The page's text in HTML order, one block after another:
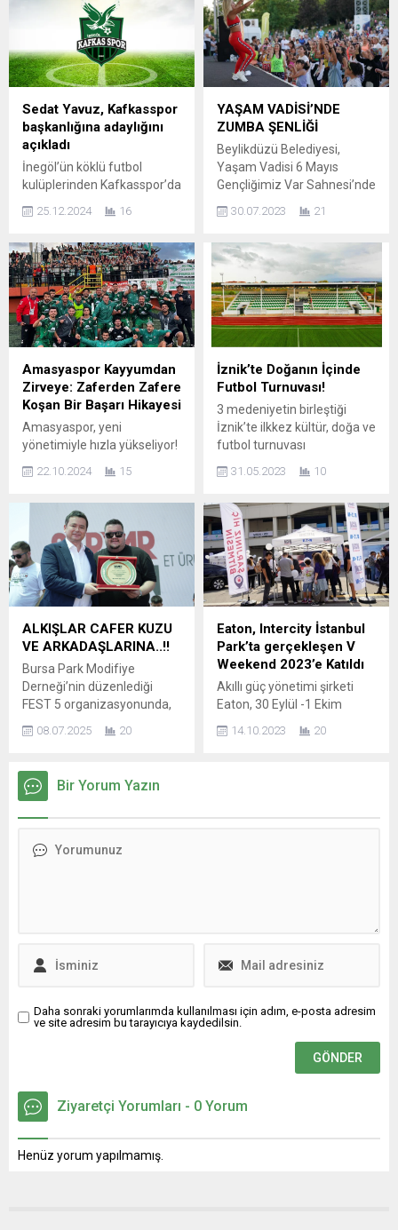
Sedat Yavuz, Kafkasspor
başkanlığına adaylığını
açıkladı
İnegöl’ün köklü futbol
kulüplerinden Kafkasspor’da
yaşandı. 26 Aralık Perşembe
olağanüstü kongre öncesi,
Sedat Yavuz Kafkasspor
Başkanlığı için adaylığını
açıkladı. Yavuz, yaptığı yazılı
açıklamada Kafkasspor’un
yalnızca bir futbol kulübü
değil, aynı zamanda bir
kültür ve aidiyet sembolü
olduğuna dikkat çekti. Sedat
Yavuz, açıklamasında
Kafkasspor’un İnegöl...
25.12.2024 16
YAŞAM VADİSİ’NDE
ZUMBA ŞENLİĞİ
Beylikdüzü Belediyesi,
Yaşam Vadisi 6 Mayıs
Gençliğimiz Var Sahnesi’nde
Zumbaantrenörü Didem
hazırladığı dans gösterisine
katılanlar hem spor yapıp
hem de doyasıyla eğlendi.
Her yaştan ilçe sakininin
spor yapması için
çalışmalarına aralıksız
devam eden Beylikdüzü
Belediyesi Gençlik ve Spor
Yaşam Vadisi 6 Mayıs...
30.07.2023 21
Amasyaspor Kayyumdan
Zirveye: Zaferden Zafere
Koşan Bir Başarı Hikayesi
Amasyaspor, yeni
yönetimiyle hızla yükseliyor!
Teknik Direktör Zafer Uysal
kazanmaya devam ediyor
Kayyum yönetiminden
devralınan Amasyaspor ,
yeni yönetim altında
gösterdiği hızlı yükselişle
dikkatleri üzerine çekiyor.
Kulüp Başkanı Seyfettin
Öztürk liderliğinde yeniden
yapılandırılan takım, sahada
elde ettiği üst üste
zaferlerle Amasya halkına
büyük bir gurur yaşatıyor.
Yeniden doğuşun...
22.10.2024 15
İznik’te Doğanın İçinde
Futbol Turnuvası!
3 medeniyetin birleştiği
İznik’te ilkkez kültür, doğa ve
futbol turnuvası
deneyimler kazanacağınız
doyacaksınız!
31.05.2023 10
ALKIŞLAR CAFER KUZU
VE ARKADAŞLARINA..!!
Bursa Park Modifiye
Derneği’nin düzenlediği
FEST 5 organizasyonunda,
özenle modifiye eden
Alanında bir araya geldi.
Türkiye’nin dört bir yanından
birbirinden özel araçlar
08.07.2025 20
Eaton, Intercity İstanbul
Park’ta gerçekleşen V
Weekend 2023’e Katıldı
Akıllı güç yönetimi şirketi
Eaton, 30 Eylül -1 Ekim
büyük Formula 1
14.10.2023 20
Bir Yorum Yazın
Daha sonraki yorumlarımda kullanılması için adım, e-posta adresim
ve site adresim bu tarayıcıya kaydedilsin.
Ziyaretçi Yorumları - 0 Yorum
Henüz yorum yapılmamış.